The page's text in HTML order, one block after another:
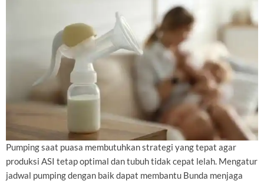
Pumping saat puasa membutuhkan strategi yang tepat agar
produksi ASI tetap optimal dan tubuh tidak cepat lelah. Mengatur
jadwal pumping dengan baik dapat membantu Bunda menjaga